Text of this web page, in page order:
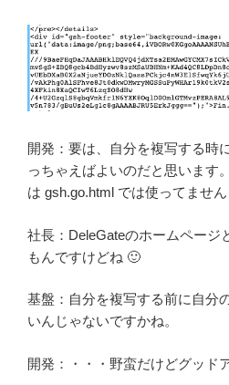
開発：要は、自分を複写する時
っちゃえばよいのだと思います
は gsh.go.html では使ってません
社長：DeleGateのホームページ
もんですけどね 🙂
基盤：自分を複写する前に自分
いんじゃないですかね。
開発：・・・野蛮だけどグッド